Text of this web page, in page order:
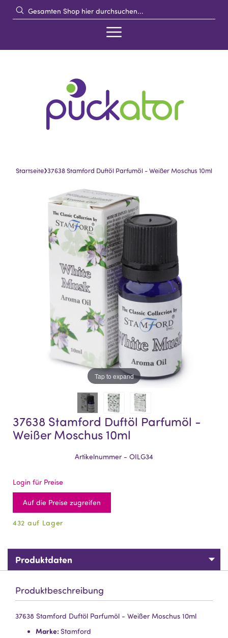
Startseite›37638 Stamford Duftöl Parfumöl - Weißer Moschus 10ml
Tap to expand
37638 Stamford Duftöl Parfumöl -
Weißer Moschus 10ml
Artikelnummer - OILG34
Login für Preise
Auf die Preise zugreifen
432 auf Lager
Produktdaten
Produktbeschreibung
37638 Stamford Duftöl Parfumöl - Weißer Moschus 10ml
Marke: Stamford